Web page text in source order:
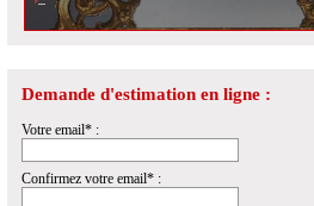
Demande d'estimation en ligne :
Votre email* :
Confirmez votre email* :